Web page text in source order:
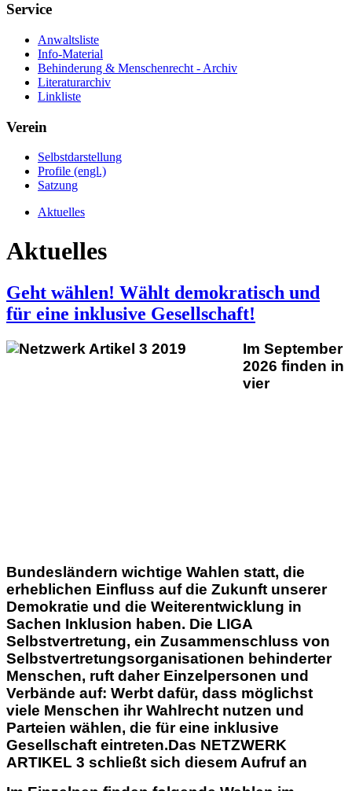
Service
Anwaltsliste
Info-Material
Behinderung & Menschenrecht - Archiv
Literaturarchiv
Linkliste
Verein
Selbstdarstellung
Profile (engl.)
Satzung
Aktuelles
Aktuelles
Geht wählen! Wählt demokratisch und
für eine inklusive Gesellschaft!
Im September
2026 finden in
vier
Bundesländern wichtige Wahlen statt, die
erheblichen Einfluss auf die Zukunft unserer
Demokratie und die Weiterentwicklung in
Sachen Inklusion haben. Die LIGA
Selbstvertretung, ein Zusammenschluss von
Selbstvertretungsorganisationen behinderter
Menschen, ruft daher Einzelpersonen und
Verbände auf: Werbt dafür, dass möglichst
viele Menschen ihr Wahlrecht nutzen und
Parteien wählen, die für eine inklusive
Gesellschaft eintreten.Das NETZWERK
ARTIKEL 3 schließt sich diesem Aufruf an